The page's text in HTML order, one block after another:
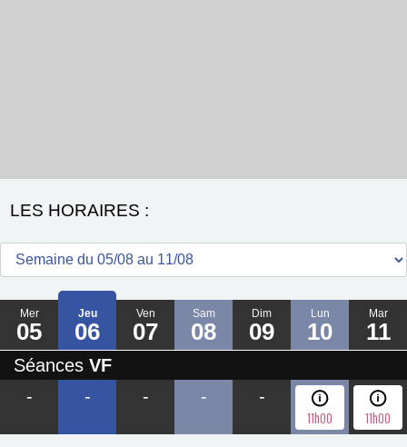
LES HORAIRES :
Mer
05
Jeu
06
Ven
07
Sam
08
Dim
09
Lun
10
Mar
11
Séances VF
-
- - - -
11h00 11h00